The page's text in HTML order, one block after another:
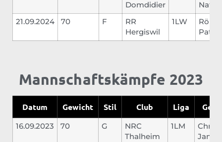
Domdidier
21.09.2024
70 F
RR
Hergiswil
1LW
Rölli
Mannschaftskämpfe 2023
Datum Gewicht Stil Club Liga
16.09.2023 70 G
NRC
Thalheim
1LM
Christ
Jannis